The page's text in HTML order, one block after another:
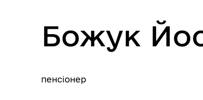
Божук
пенсіонер